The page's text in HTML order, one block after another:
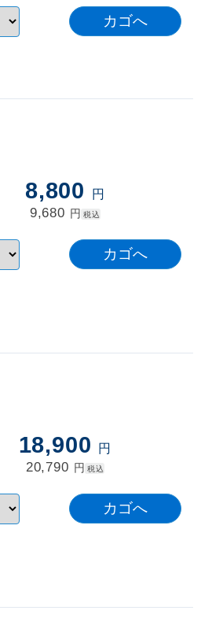
8,800 円
9,680 円 税込
18,900 円
20,790 円 税込